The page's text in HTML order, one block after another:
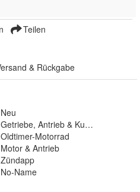
Teilen
& Rückgabe
Neu
Getriebe, Antrieb & Kupplung
Oldtimer-Motorrad
Motor & Antrieb
Zündapp
No-Name